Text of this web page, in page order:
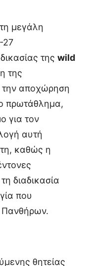
μεγάλη
27
της wild
της
την αποχώρηση
πρωτάθλημα,
για τον
αυτή
καθώς η
διαδικασία
που
Πανθήρων.
θητείας